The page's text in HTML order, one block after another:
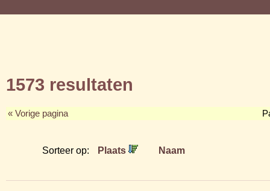
1573 resultaten
« Vorige pagina
Sorteer op: Plaats Naam